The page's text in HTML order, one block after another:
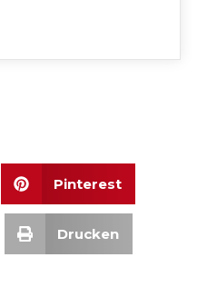
Pinterest
Drucken